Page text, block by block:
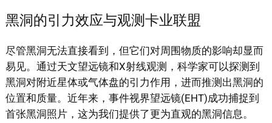
黑洞的引力效应与观测卡业联盟
尽管黑洞无法直接看到，但它们对周围物质的影响却显而
易见。通过天文望远镜和X射线观测，科学家可以探测到
黑洞对附近星体或气体盘的引力作用，进而推测出黑洞的
位置和质量。近年来，事件视界望远镜(EHT)成功捕捉到
首张黑洞照片，这为我们提供了更为直观的黑洞信息。